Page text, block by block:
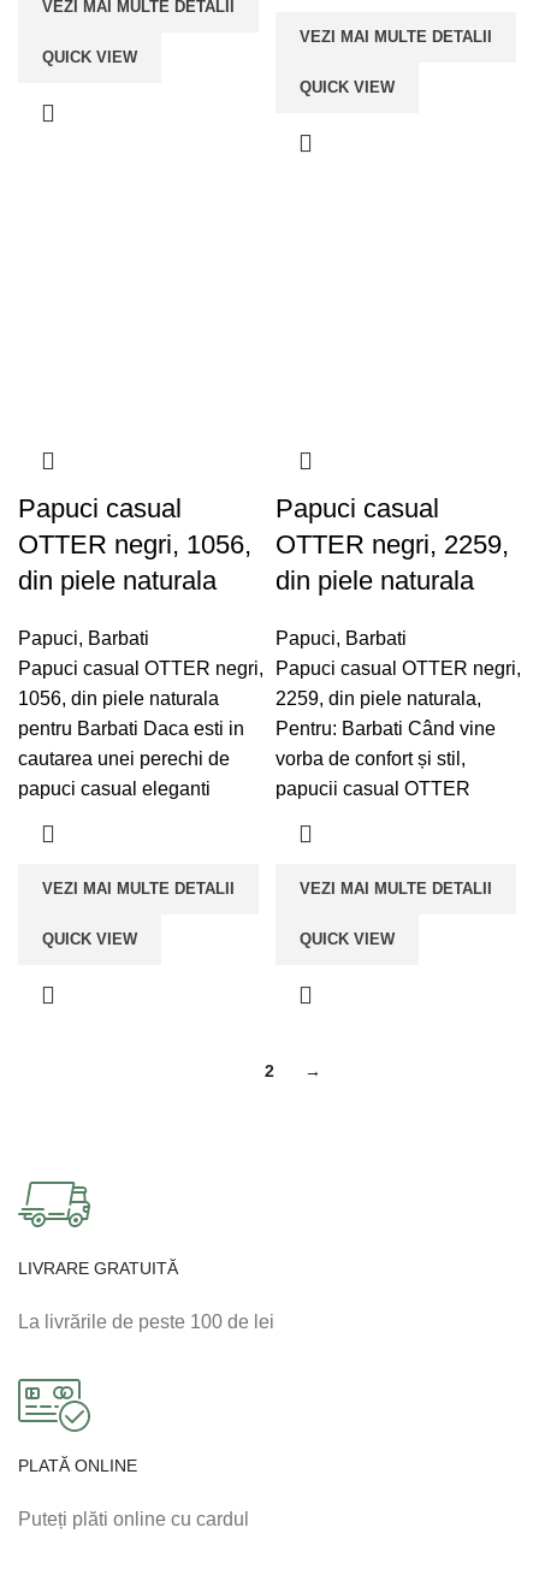
VEZI MAI MULTE DETALII
QUICK VIEW
VEZI MAI MULTE DETALII
QUICK VIEW
Papuci casual
OTTER negri, 1056,
din piele naturala
Papuci, Barbati
Papuci casual OTTER negri,
1056, din piele naturala
pentru Barbati Daca esti in
cautarea unei perechi de
papuci casual eleganti
VEZI MAI MULTE DETALII
QUICK VIEW
Papuci casual
OTTER negri, 2259,
din piele naturala
Papuci, Barbati
Papuci casual OTTER negri,
2259, din piele naturala,
Pentru: Barbati Când vine
vorba de confort și stil,
papucii casual OTTER
VEZI MAI MULTE DETALII
QUICK VIEW
2 →
LIVRARE GRATUITĂ
La livrările de peste 100 de lei
PLATĂ ONLINE
Puteți plăti online cu cardul